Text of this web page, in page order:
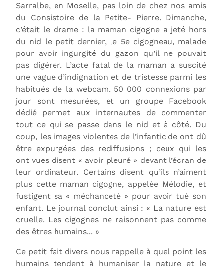
Sarralbe, en Moselle, pas loin de chez nos amis
du Consistoire de la Petite- Pierre. Dimanche,
c’était le drame : la maman cigogne a jeté hors
du nid le petit dernier, le 5e cigogneau, malade
pour avoir ingurgité du gazon qu’il ne pouvait
pas digérer. L’acte fatal de la maman a suscité
une vague d’indignation et de tristesse parmi les
habitués de la webcam. 50 000 connexions par
jour sont mesurées, et un groupe Facebook
dédié permet aux internautes de commenter
tout ce qui se passe dans le nid et à côté. Du
coup, les images violentes de l’infanticide ont dû
être expurgées des rediffusions ; ceux qui les
ont vues disent « avoir pleuré » devant l’écran de
leur ordinateur. Certains disent qu’ils n’aiment
plus cette maman cigogne, appelée Mélodie, et
fustigent sa « méchanceté » pour avoir tué son
enfant. Le journal conclut ainsi : « La nature est
cruelle. Les cigognes ne raisonnent pas comme
des êtres humains... »
Ce petit fait divers nous rappelle à quel point les
humains tendent à humaniser la nature et le